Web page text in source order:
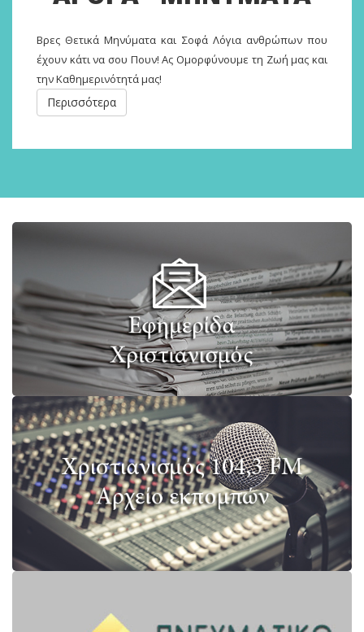
Βρες Θετικά Μηνύματα και Σοφά Λόγια ανθρώπων που
έχουν κάτι να σου Πουν! Ας Ομορφύνουμε τη Ζωή μας και
την Καθημερινότητά μας!
Περισσότερα